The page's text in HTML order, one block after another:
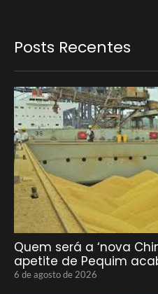
Posts Recentes
Quem será a ‘nova
apetite de Pequim
6 de agosto de 2026